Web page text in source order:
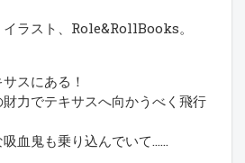
ラスト、Role&RollBooks。
スにある！
力でテキサスへ向かうべく飛行
血鬼も乗り込んでいて……